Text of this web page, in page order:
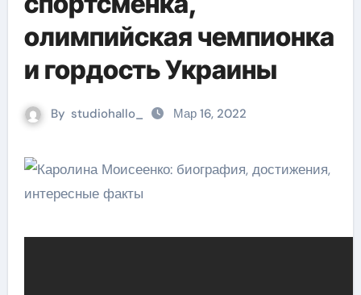
олимпийская чемпионка
и гордость Украины
By studiohallo_ Мар 16, 2022